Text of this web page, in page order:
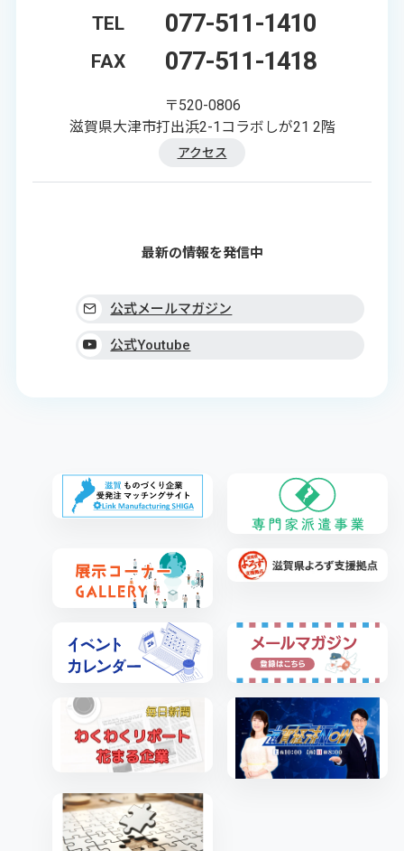
TEL 077-511-1410
FAX 077-511-1418
〒520-0806
滋賀県大津市打出浜2-1コラボしが21 2階
アクセス
最新の情報を発信中
公式メールマガジン
公式Youtube